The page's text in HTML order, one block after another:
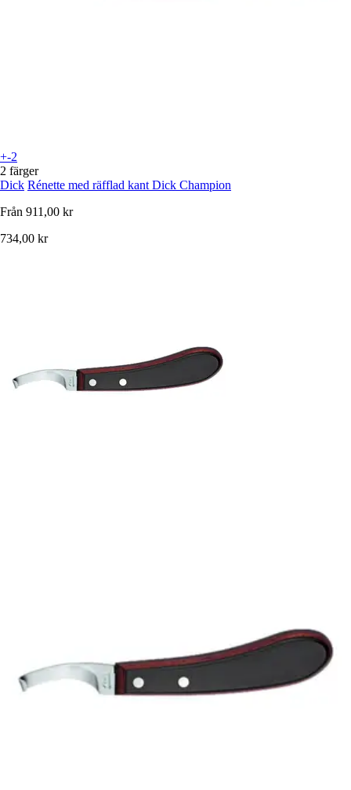
+-2
2 färger
Dick Rénette med räfflad kant Dick Champion
Från 911,00 kr
734,00 kr